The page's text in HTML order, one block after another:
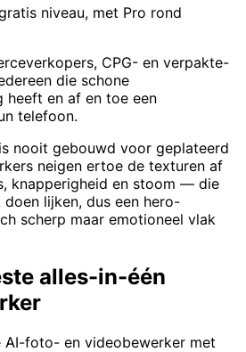
niveau, met Pro rond
CPG- en verpakte-
die schone
heeft en af en toe een
telefoon.
nooit gebouwd voor geplateerd
neigen ertoe de texturen af
knapperigheid en stoom — die
lijken, dus een hero-
scherp maar emotioneel vlak
alles-in-één
AI-foto- en videobewerker met